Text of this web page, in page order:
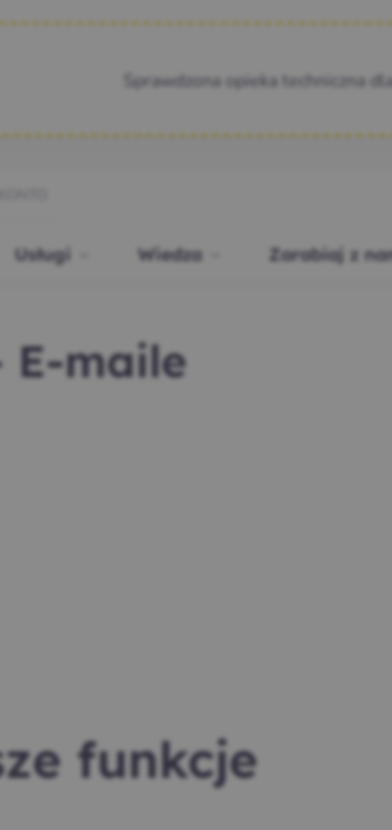
Sprawdzona opieka techniczna
Usługi Wiedza Zarabiaj z
E-maile
funkcje